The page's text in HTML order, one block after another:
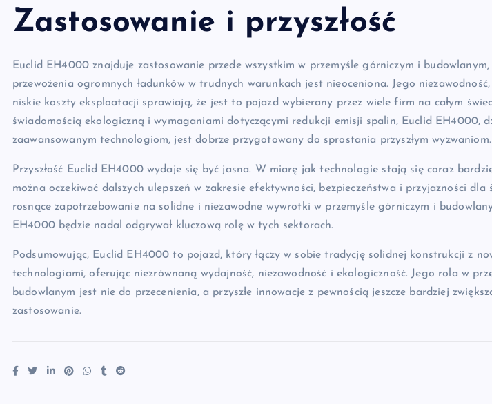
Zastosowanie i przyszłość
Euclid EH4000 znajduje zastosowanie przede wszystkim w przemyśle górniczym i
przewożenia ogromnych ładunków w trudnych warunkach jest nieoceniona. Jego
niskie koszty eksploatacji sprawiają, że jest to pojazd wybierany przez wiele firm na całym
świadomością ekologiczną i wymaganiami dotyczącymi redukcji emisji spalin, Euclid EH4000,
zaawansowanym technologiom, jest dobrze przygotowany do sprostania przyszłym wyzwaniom.
Przyszłość Euclid EH4000 wydaje się być jasna. W miarę jak technologie stają się coraz
można oczekiwać dalszych ulepszeń w zakresie efektywności, bezpieczeństwa i przyjazności dla
rosnące zapotrzebowanie na solidne i niezawodne wywrotki w przemyśle górniczym i
EH4000 będzie nadal odgrywał kluczową rolę w tych sektorach.
Podsumowując, Euclid EH4000 to pojazd, który łączy w sobie tradycję solidnej konstrukcji z
technologiami, oferując niezrównaną wydajność, niezawodność i ekologiczność. Jego rola w
budowlanym jest nie do przecenienia, a przyszłe innowacje z pewnością jeszcze bardziej
zastosowanie.